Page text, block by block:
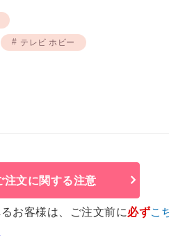
テレビ ホビー
注文に関する注意
お客様は、ご注文前に必ずこ